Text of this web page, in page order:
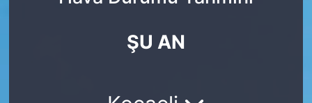
ŞU AN
SAVUNMA SANAYİ